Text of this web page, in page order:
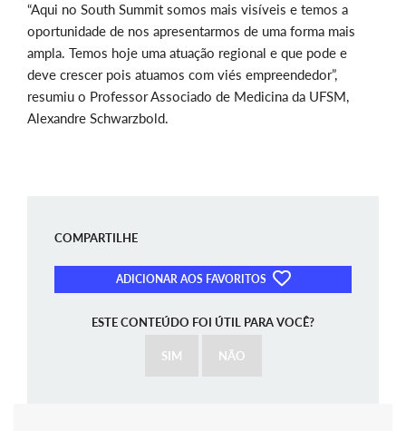
“Aqui no South Summit somos mais visíveis e temos a
oportunidade de nos apresentarmos de uma forma mais
ampla. Temos hoje uma atuação regional e que pode e
deve crescer pois atuamos com viés empreendedor”,
resumiu o Professor Associado de Medicina da UFSM,
Alexandre Schwarzbold.
COMPARTILHE
ADICIONAR AOS FAVORITOS
ESTE CONTEÚDO FOI ÚTIL PARA VOCÊ?
SIM NÃO